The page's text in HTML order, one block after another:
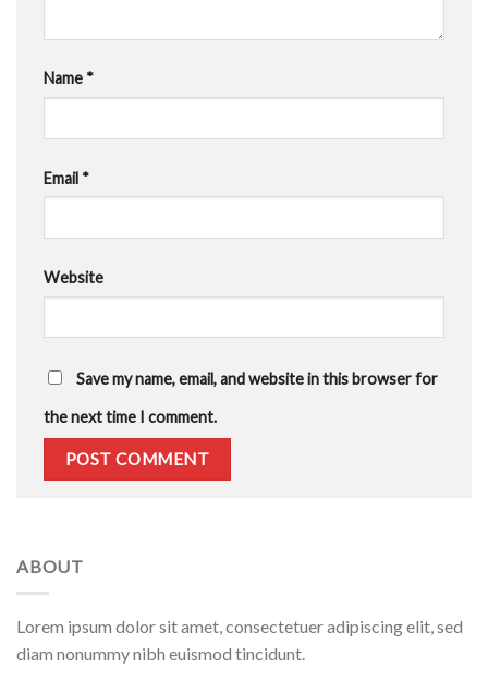
Name *
Email *
Website
Save my name, email, and website in this browser for
the next time I comment.
ABOUT
Lorem ipsum dolor sit amet, consectetuer adipiscing elit, sed
diam nonummy nibh euismod tincidunt.